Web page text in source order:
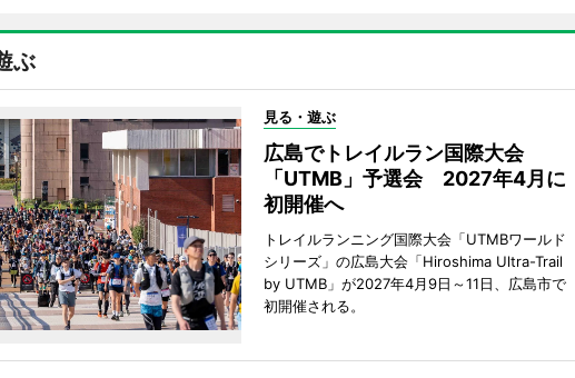
ぶ
見る・遊ぶ
広島でトレイルラン国際大会
「UTMB」予選会 2027年4月に
初開催へ
トレイルランニング国際大会「UTMBワールド
シリーズ」の広島大会「Hiroshima Ultra-Trail
by UTMB」が2027年4月9日～11日、広島市で
初開催される。